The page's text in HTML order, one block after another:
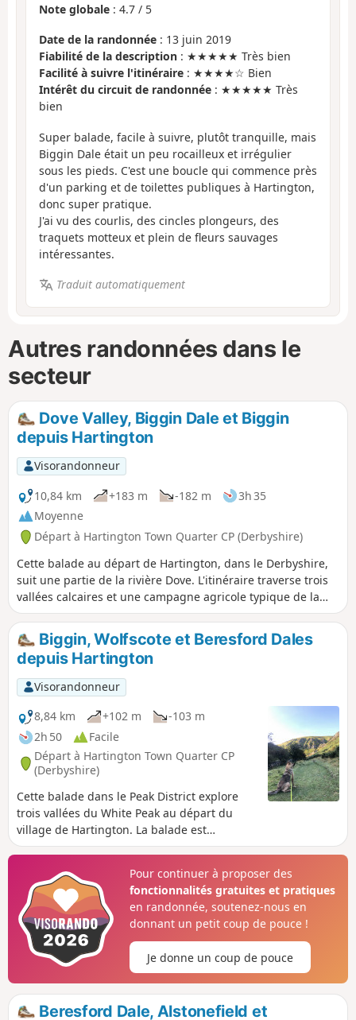
Note globale : 4.7 / 5
Date de la randonnée : 13 juin 2019
Fiabilité de la description : ★★★★★ Très bien
Facilité à suivre l'itinéraire : ★★★★☆ Bien
Intérêt du circuit de randonnée : ★★★★★ Très
bien
Super balade, facile à suivre, plutôt tranquille, mais
Biggin Dale était un peu rocailleux et irrégulier
sous les pieds. C'est une boucle qui commence près
d'un parking et de toilettes publiques à Hartington,
donc super pratique.
J'ai vu des courlis, des cincles plongeurs, des
traquets motteux et plein de fleurs sauvages
intéressantes.
Traduit automatiquement
Autres randonnées dans le
secteur
Dove Valley, Biggin Dale et Biggin
depuis Hartington
Visorandonneur
10,84 km
+183 m -182 m
3h 35
Moyenne
Départ à Hartington Town Quarter CP (Derbyshire)
Cette balade au départ de Hartington, dans le Derbyshire,
suit une partie de la rivière Dove. L'itinéraire traverse trois
vallées calcaires et une campagne agricole typique de la
région.
Biggin, Wolfscote et Beresford Dales
depuis Hartington
Visorandonneur
8,84 km
+102 m
-103 m
2h 50
Facile
Départ à Hartington Town Quarter CP
(Derbyshire)
Cette balade dans le Peak District explore
trois vallées du White Peak au départ du
village de Hartington. La balade est
généralement facile et constitue une bonne
Pour continuer à proposer des
fonctionnalités gratuites et pratiques
en randonnée, soutenez-nous en
donnant un petit coup de pouce !
Je donne un coup de pouce
Beresford Dale, Alstonefield et